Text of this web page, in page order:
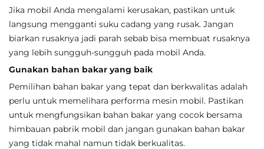
Jika mobil Anda mengalami kerusakan, pastikan untuk
langsung mengganti suku cadang yang rusak. Jangan
biarkan rusaknya jadi parah sebab bisa membuat rusaknya
yang lebih sungguh-sungguh pada mobil Anda.
Gunakan bahan bakar yang baik
Pemilihan bahan bakar yang tepat dan berkwalitas adalah
perlu untuk memelihara performa mesin mobil. Pastikan
untuk mengfungsikan bahan bakar yang cocok bersama
himbauan pabrik mobil dan jangan gunakan bahan bakar
yang tidak mahal namun tidak berkualitas.